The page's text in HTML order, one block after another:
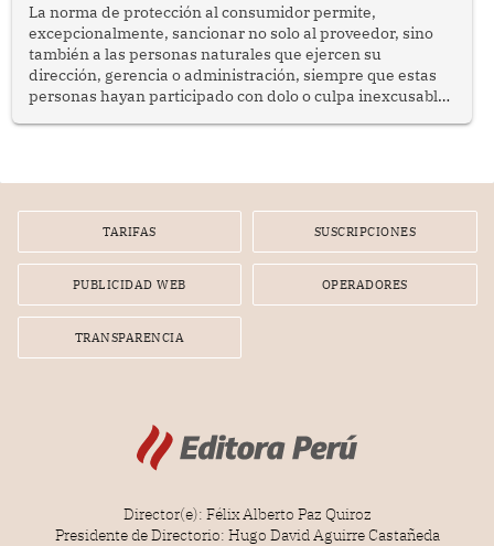
La norma de protección al consumidor permite,
excepcionalmente, sancionar no solo al proveedor, sino
también a las personas naturales que ejercen su
dirección, gerencia o administración, siempre que estas
personas hayan participado con dolo o culpa inexcusable
por la frustrada realización de un meet and greet con
TARIFAS SUSCRIPCIONES
PUBLICIDAD WEB OPERADORES
TRANSPARENCIA
Director(e): Félix Alberto Paz Quiroz
Presidente de Directorio: Hugo David Aguirre Castañeda